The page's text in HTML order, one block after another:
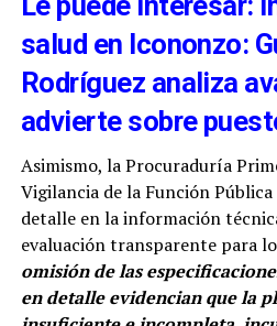
salud en Icononzo:
Rodríguez analiza
advierte sobre
Asimismo, la Procuraduría
Vigilancia de la Función
detalle en la información
evaluación transparente para
omisión de las
en detalle evidencian que la